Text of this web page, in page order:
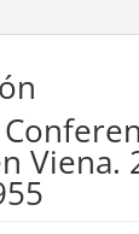
Viena.